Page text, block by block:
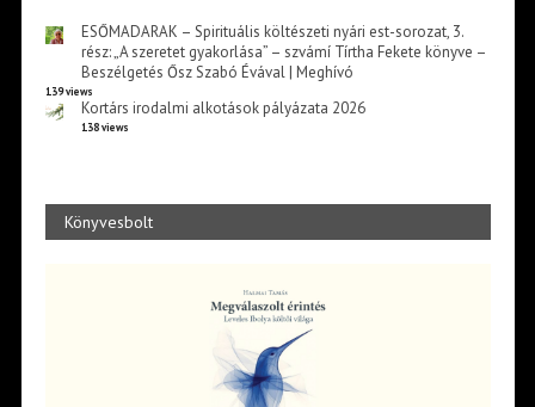
ESŐMADARAK – Spirituális költészeti nyári est-sorozat, 3.
rész: „A szeretet gyakorlása” – szvámí Tírtha Fekete könyve –
Beszélgetés Ősz Szabó Évával | Meghívó
139 views
Kortárs irodalmi alkotások pályázata 2026
138 views
Könyvesbolt